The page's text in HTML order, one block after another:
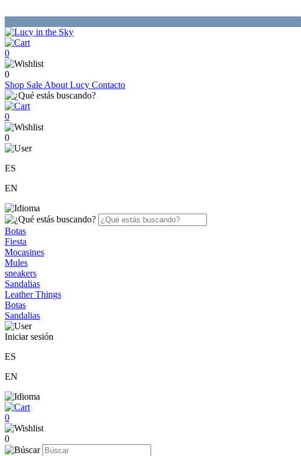
0
0
Shop Sale About Lucy Contacto
0
0
ES
EN
Botas
Fiesta
Mocasines
Mules
sneakers
Sandalias
Leather Things
Botas
Sandalias
Iniciar sesión
ES
EN
0
0